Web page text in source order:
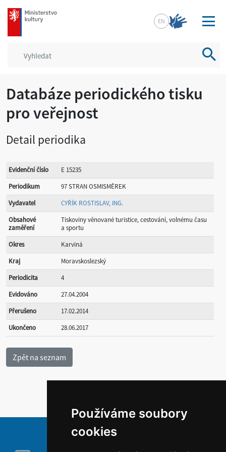
Používáme soubory
cookies
mkcr.cz
EN
Databáze periodického tisku
pro veřejnost
Detail periodika
Evidenční číslo
E 15235
Periodikum
97 STRAN OSMISMĚREK
Vydavatel
CYŘÍK ROSTISLAV, ING.
Obsahové
zaměření
Tiskoviny věnované turistice, cestování, volnému času
a sportu
Okres
Karviná
Kraj
Moravskoslezský
Periodicita
4
Evidováno
27.04.2004
Přerušeno
17.02.2014
Ukončeno
28.06.2017